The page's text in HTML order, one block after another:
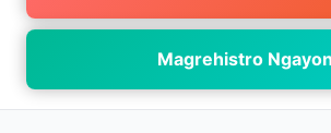
Magrehistro Ngayon